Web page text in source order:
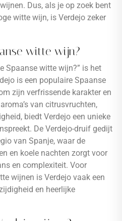
Dus, als je op zoek bent
witte wijn, is Verdejo zeker
witte wijn?
Spaanse witte wijn?” is het
is een populaire Spaanse
zijn verfrissende karakter en
van citrusvruchten,
biedt Verdejo een unieke
De Verdejo-druif gedijt
van Spanje, waar de
en koele nachten zorgt voor
en complexiteit. Voor
wijnen is Verdejo vaak een
en heerlijke